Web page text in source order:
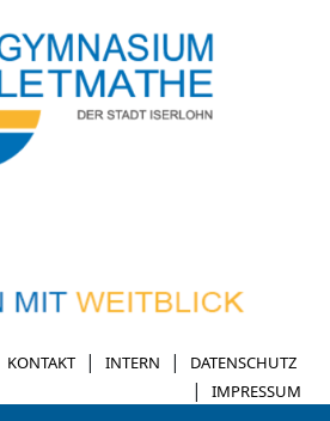
KONTAKT | INTERN | DATENSCHUTZ
| IMPRESSUM